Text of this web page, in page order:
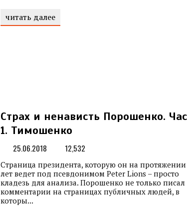
читать далее
Страх и ненависть Порошенко.
1. Тимошенко
25.06.2018 12,532
Страница президента, которую он на
лет ведет под псевдонимом Peter Lions – просто
кладезь для анализа. Порошенко не только писал
комментарии на страницах публичных людей, в
которы...